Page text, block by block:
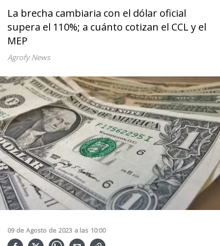
La brecha cambiaria con el dólar oficial
supera el 110%; a cuánto cotizan el CCL y el
MEP
Agrofy News
09 de Agosto de 2023 a las 10:00